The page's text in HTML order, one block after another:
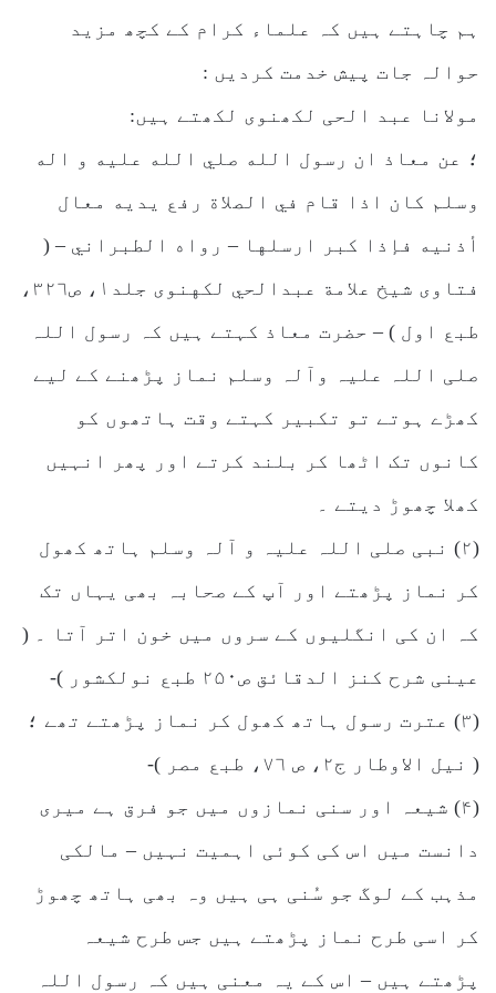
ہم چاہتے ہیں کہ علماء کرام کے کچھ مزید
حوالہ جات پیش خدمت کردیں :
مولانا عبد الحی لکھنوی لکھتے ہیں:
؛ عن معاذ ان رسول الله صلي الله عليه و اله
وسلم كان اذا قام في الصلاة رفع يديه معال
أذنيه فإذا كبر ارسلها – رواه الطبراني – (
فتاوى شيخ علامة عبدالحي لكهنوى جلد۱، ص۳۲٦،
طبع اول ) – حضرت معاذ کہتے ہیں کہ رسول اللہ
صلی اللہ علیہ وآلہ وسلم نماز پڑھنے کے لیے
کھڑے ہوتے تو تکبیر کہتے وقت ہاتھوں کو
کانوں تک اٹھا کر بلند کرتے اور پھر انہیں
کھلا چھوڑ دیتے ۔
(۲) نبی صلی اللہ علیہ و آلہ وسلم ہاتھ کھول
کر نماز پڑھتے اور آپ کے صحابہ بھی یہاں تک
کہ ان کی انگلیوں کے سروں میں خون اتر آتا ۔ (
عینی شرح کنز الدقائق ص۲۵۰ طبع نولکشور )-
(۳) عترت رسول ہاتھ کھول کر نماز پڑھتے تھے ؛
( نیل الاوطار ج۲، ص ٧٦، طبع مصر )-
(۴) شیعہ اور سنی نمازوں میں جو فرق ہے میری
دانست میں اس کی کوئی اہمیت نہیں – مالکی
مذہب کے لوگ جو سُنی ہی ہیں وہ بھی ہاتھ چھوڑ
کر اسی طرح نماز پڑھتے ہیں جس طرح شیعہ
پڑھتے ہیں – اس کے یہ معنی ہیں کہ رسول اللہ